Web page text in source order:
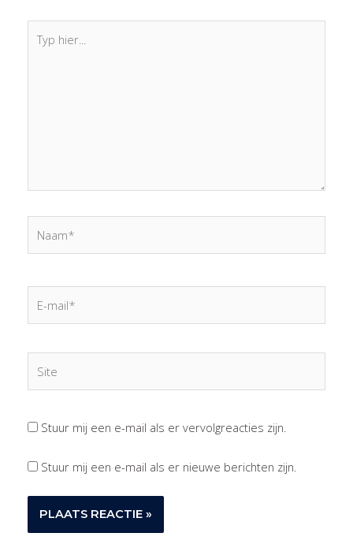
hier...
mail*
Stuur mij een e-mail als er vervolgreacties zijn.
Stuur mij een e-mail als er nieuwe berichten zijn.